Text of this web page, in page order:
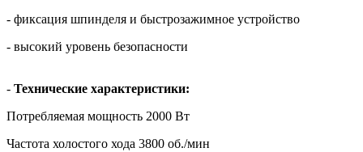
- фиксация шпинделя и быстрозажимное устройство
- высокий уровень безопасности
- Технические характеристики:
Потребляемая мощность 2000 Вт
Частота холостого хода 3800 об./мин